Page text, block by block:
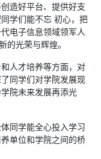
造好平台、提供好支
学们能不忘 初心，把
电子信息领域领军人
的光荣与辉煌。
人才培养等方面，对
同学们对学院发展现
院未来发展再添光
同学能全心投入学习
单位和学院之间的桥